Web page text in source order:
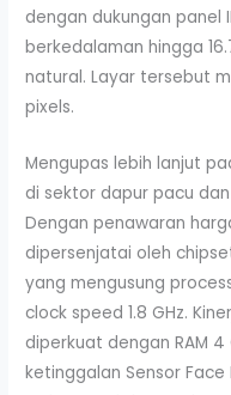
dengan dukungan panel
berkedalaman hingga
natural. Layar tersebut
pixels.
Mengupas lebih lanjut
di sektor dapur pacu
Dengan penawaran
dipersenjatai oleh
yang mengusung
clock speed 1.8 GHz.
diperkuat dengan RAM 4
ketinggalan Sensor